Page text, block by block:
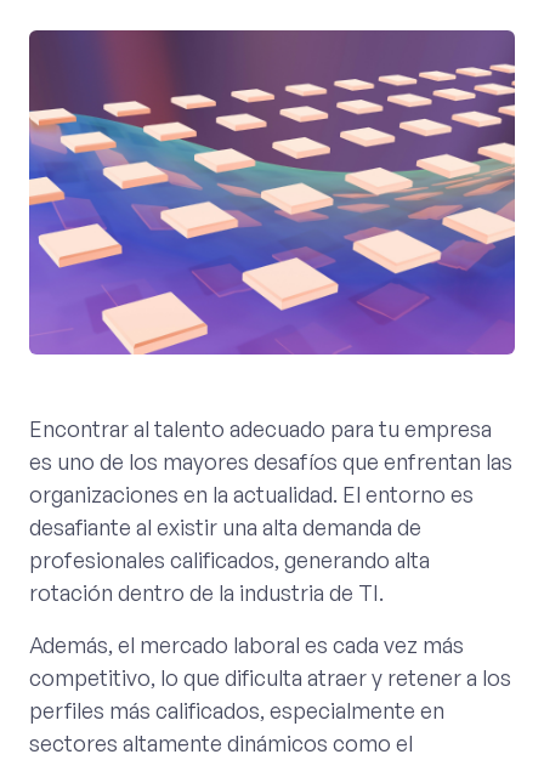
Encontrar al talento adecuado para tu empresa
es uno de los mayores desafíos que enfrentan las
organizaciones en la actualidad. El entorno es
desafiante al existir una alta demanda de
profesionales calificados, generando alta
rotación dentro de la industria de TI.
Además, el mercado laboral es cada vez más
competitivo, lo que dificulta atraer y retener a los
perfiles más calificados, especialmente en
sectores altamente dinámicos como el